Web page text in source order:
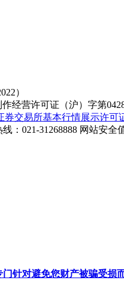
）
经营许可证（沪）字第
券交易所基本行情展示许可
：021-31268888 网站安全
针对避免您财产被骗受损